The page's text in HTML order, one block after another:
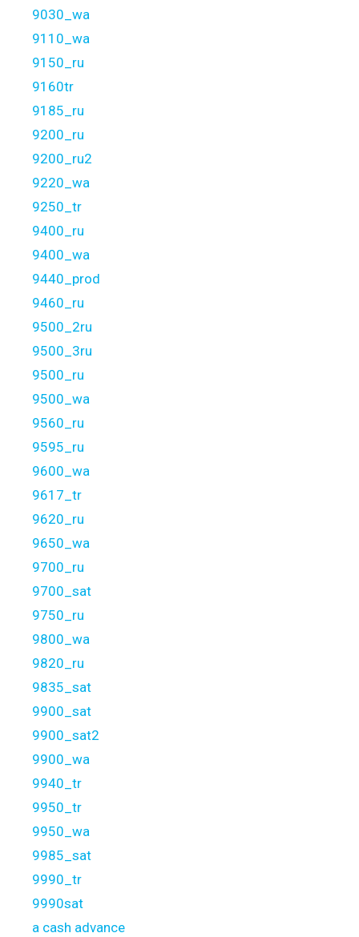
9030_wa
9110_wa
9150_ru
9160tr
9185_ru
9200_ru
9200_ru2
9220_wa
9250_tr
9400_ru
9400_wa
9440_prod
9460_ru
9500_2ru
9500_3ru
9500_ru
9500_wa
9560_ru
9595_ru
9600_wa
9617_tr
9620_ru
9650_wa
9700_ru
9700_sat
9750_ru
9800_wa
9820_ru
9835_sat
9900_sat
9900_sat2
9900_wa
9940_tr
9950_tr
9950_wa
9985_sat
9990_tr
9990sat
a cash advance